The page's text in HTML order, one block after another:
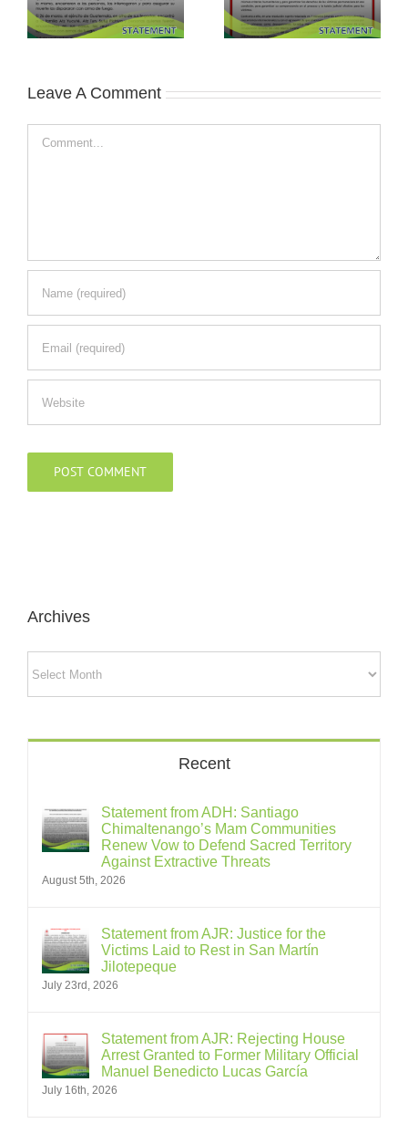
Leave A Comment
Archives
Recent
Statement from ADH: Santiago
Chimaltenango’s Mam Communities
Renew Vow to Defend Sacred Territory
Against Extractive Threats
August 5th, 2026
Statement from AJR: Justice for the
Victims Laid to Rest in San Martín
Jilotepeque
July 23rd, 2026
Statement from AJR: Rejecting House
Arrest Granted to Former Military Official
Manuel Benedicto Lucas García
July 16th, 2026